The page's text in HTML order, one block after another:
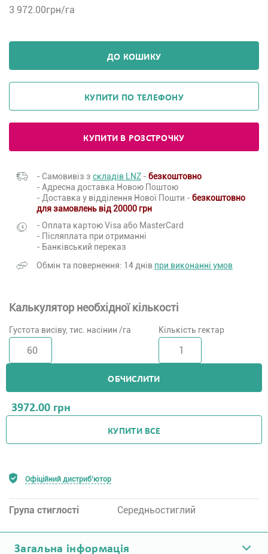
3 972.00грн/га
ДО КОШИКУ
КУПИТИ ПО ТЕЛЕФОНУ
КУПИТИ В РОЗСТРОЧКУ
- Самовивіз з складів LNZ - безкоштовно
- Адресна доставка Новою Поштою
- Доставка у відділення Нової Пошти - безкоштовно
для замовлень від 20000 грн
- Оплата картою Visa або MasterCard
- Післяплата при отриманні
- Банківський переказ
Обмін та повернення: 14 днів при виконанні умов
Калькулятор необхідної кількості
Густота висіву, тис. насінин /га Кількість гектар
ОБЧИСЛИТИ
3972.00 грн
КУПИТИ ВСЕ
Офіційний дистриб'ютор
Група стиглості Середньостиглий
Загальна інформація